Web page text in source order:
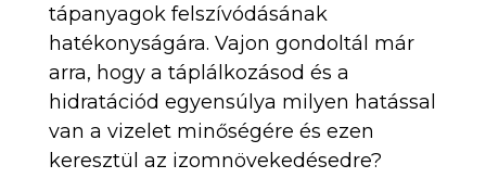
tápanyagok felszívódásának
hatékonyságára. Vajon gondoltál már
arra, hogy a táplálkozásod és a
hidratációd egyensúlya milyen hatással
van a vizelet minőségére és ezen
keresztül az izomnövekedésedre?